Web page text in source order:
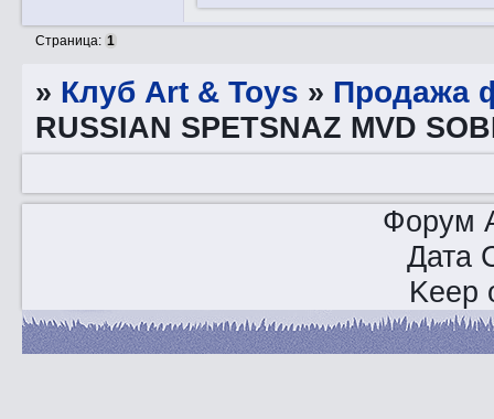
Страница: 1
» Клуб Art & Toys » Продажа
RUSSIAN SPETSNAZ MVD
Форум
Дата
Keep